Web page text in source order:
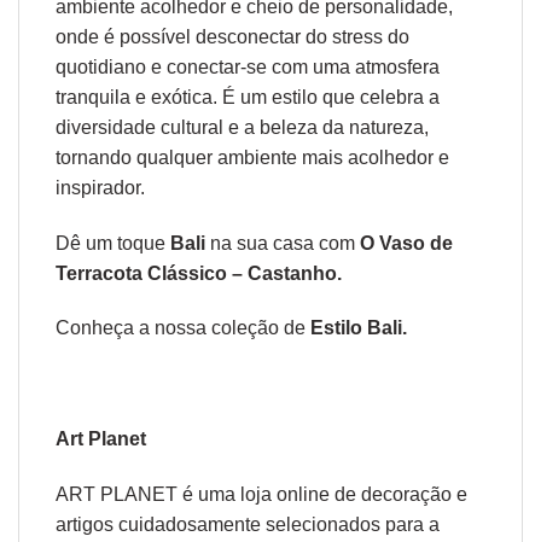
ambiente acolhedor e cheio de personalidade,
onde é possível desconectar do stress do
quotidiano e conectar-se com uma atmosfera
tranquila e exótica. É um estilo que celebra a
diversidade cultural e a beleza da natureza,
tornando qualquer ambiente mais acolhedor e
inspirador.
Dê um toque Bali na sua casa com O Vaso de
Terracota Clássico – Castanho.
Conheça a nossa coleção de Estilo Bali.
Art Planet
ART PLANET é uma loja online de decoração e
artigos cuidadosamente selecionados para a